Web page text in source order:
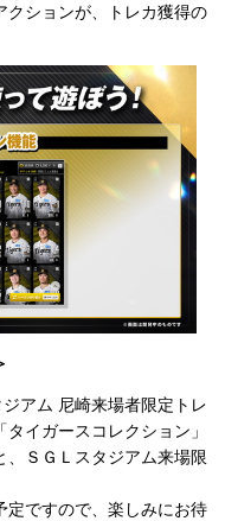
クションが、トレカ獲得の
アム 尼崎来場者限定トレ
イガースコレクション」
ＳＧＬスタジアム来場限
ですので、楽しみにお待